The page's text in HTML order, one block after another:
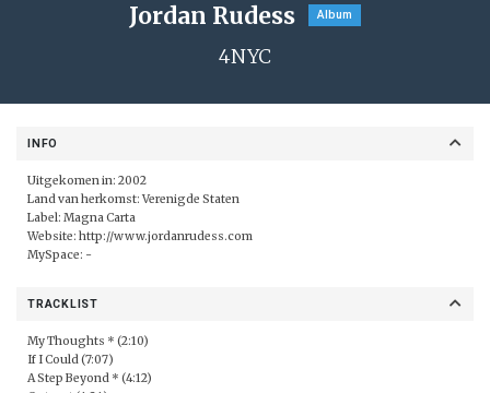
Jordan Rudess Album
4NYC
INFO
Uitgekomen in: 2002
Land van herkomst: Verenigde Staten
Label: Magna Carta
Website: http://www.jordanrudess.com
MySpace: -
TRACKLIST
My Thoughts * (2:10)
If I Could (7:07)
A Step Beyond * (4:12)